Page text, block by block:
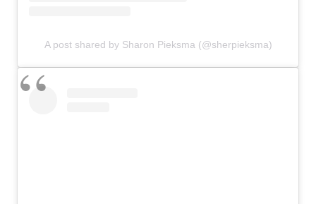
A post shared by Sharon Pieksma (@sherpieksma)